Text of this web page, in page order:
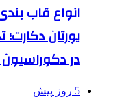
انواع قاب
یورتان
در
5 روز پیش